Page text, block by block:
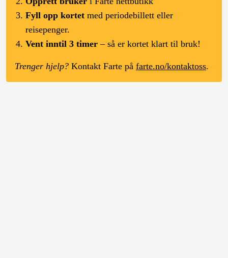
Fyll opp kortetmed periodebillett eller
reisepenger.
Vent inntil 3 timer– så er kortet klart til bruk!
Trenger hjelp? Kontakt Farte på farte.no/kontaktoss.